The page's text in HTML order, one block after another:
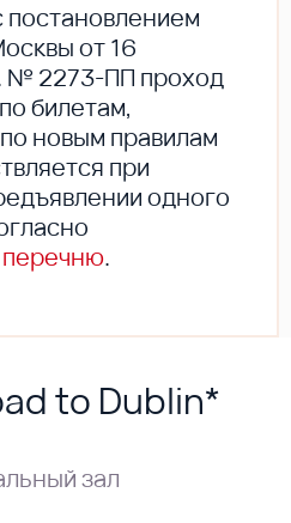
постановлением
от 16
№ 2273-ПП проход
билетам,
новым правилам
при
одного
.
to Dublin*
зал